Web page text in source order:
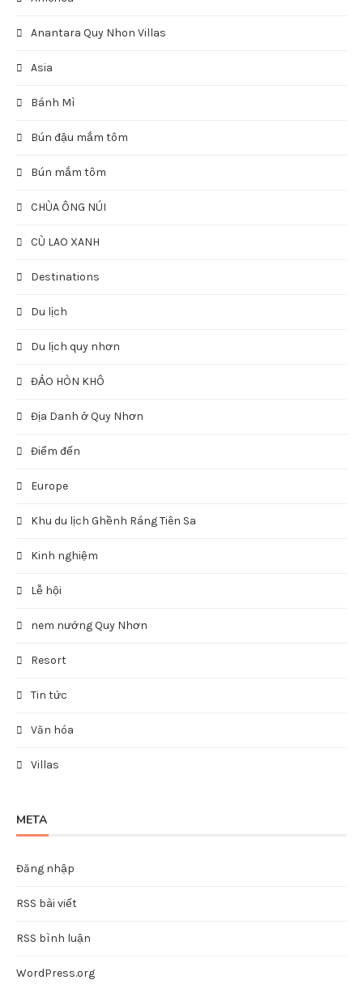
Anantara Quy Nhon Villas
Asia
Bánh Mì
Bún đậu mắm tôm
Bún mắm tôm
CHÙA ÔNG NÚI
CÙ LAO XANH
Destinations
Du lịch
Du lịch quy nhơn
ĐẢO HÒN KHÔ
Địa Danh ở Quy Nhơn
Điểm đến
Europe
Khu du lịch Ghềnh Ráng Tiên Sa
Kinh nghiệm
Lễ hội
nem nướng Quy Nhơn
Resort
Tin tức
Văn hóa
Villas
META
Đăng nhập
RSS bài viết
RSS bình luận
WordPress.org